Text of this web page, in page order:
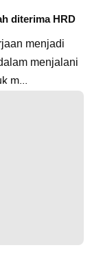
diterima HRD
menjalani
m...